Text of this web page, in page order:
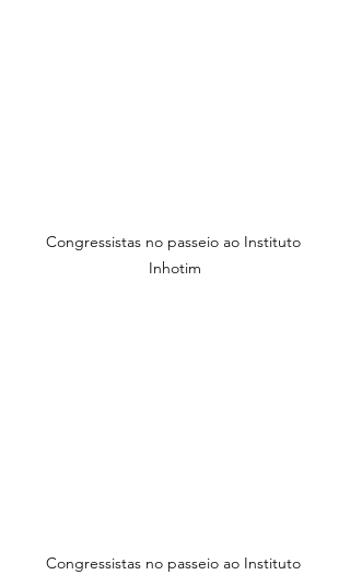
Congressistas no passeio ao Instituto
Inhotim
Congressistas no passeio ao Instituto